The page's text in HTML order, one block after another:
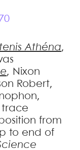
Athéna,
, Nixon
Robert,
,
trace
from
to end of